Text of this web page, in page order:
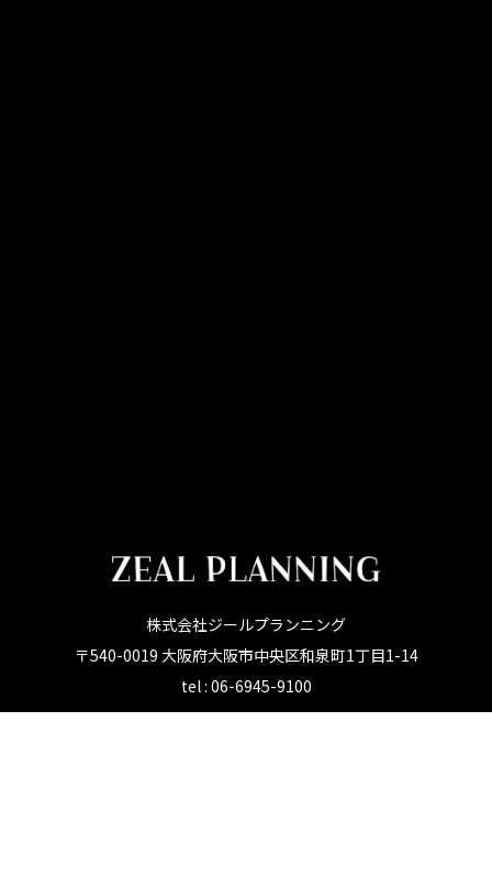
株式会社ジールプランニング
〒540-0019 大阪府大阪市中央区和泉町1丁目1-14
tel : 06-6945-9100